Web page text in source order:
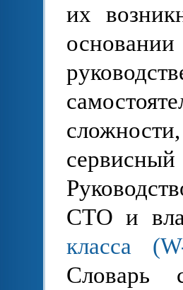
их
СТО и
класса
Словарь